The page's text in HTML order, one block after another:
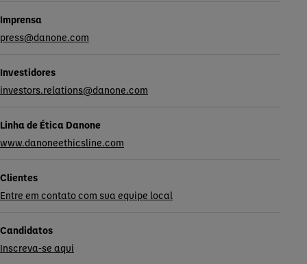
Imprensa
press@danone.com
Investidores
investors.relations@danone.com
Linha de Ética Danone
www.danoneethicsline.com
Clientes
Entre em contato com sua equipe local
Candidatos
Inscreva-se aqui